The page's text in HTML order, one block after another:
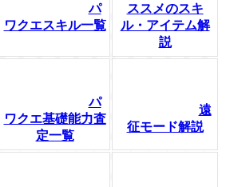
パ
ワクエスキル一覧
ススメのスキ
ル・アイテム解
説
パ
ワクエ基礎能力査
定一覧
遠
征モード解説